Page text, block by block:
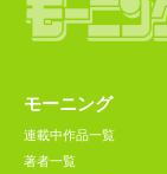
モーニング
連載中作品一覧
著者一覧